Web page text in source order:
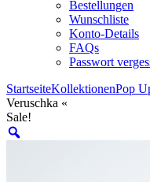
Bestellungen
Wunschliste
Konto-Details
FAQs
Passwort
StartseiteKollektionenPop
Veruschka «
Sale!